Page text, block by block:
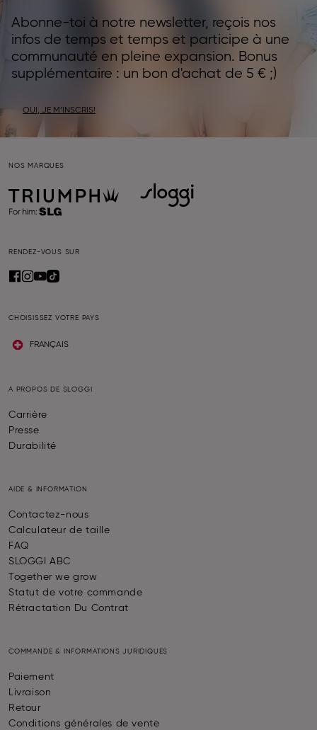
Abonne-toi à notre newsletter, reçois nos
infos de temps et temps et participe à une
communauté en pleine expansion. Bonus
supplémentaire : un bon d'achat de 5 € ;)
OUI, JE M’INSCRIS!
NOS MARQUES
RENDEZ-VOUS SUR
CHOISISSEZ VOTRE PAYS
FRANÇAIS
A PROPOS DE SLOGGI
Carrière
Presse
Durabilité
AIDE & INFORMATION
Contactez-nous
Calculateur de taille
FAQ
SLOGGI ABC
Together we grow
Statut de votre commande
Rétractation Du Contrat
COMMANDE & INFORMATIONS JURIDIQUES
Paiement
Livraison
Retour
Conditions générales de vente